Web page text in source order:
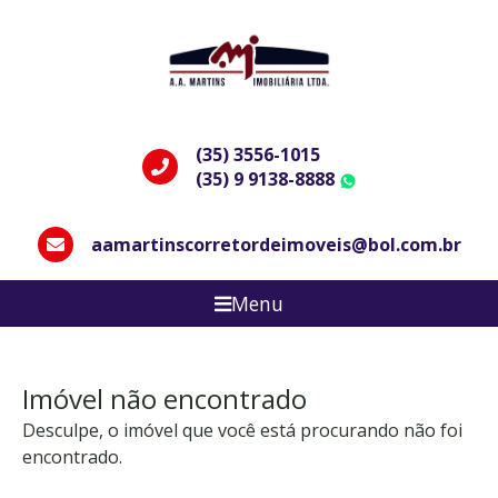
(35) 3556-1015
(35) 9 9138-8888
aamartinscorretordeimoveis@bol.com.br
Menu
Imóvel não encontrado
Desculpe, o imóvel que você está procurando não foi
encontrado.